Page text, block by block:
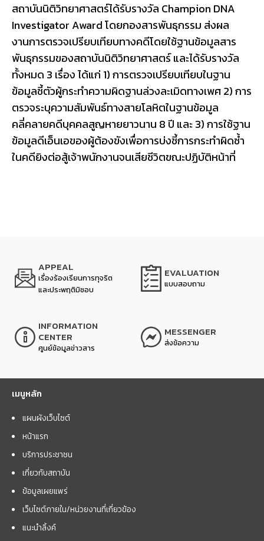
สถาบันนิติวิทยาศาสตร์ได้รับรางวัล Champion DNA
Investigator Award โดยกองสารพันธุกรรม ส่งผล
งานการตรวจเปรียบเทียบทางคดีโดยใช้ฐานข้อมูลสาร
พันธุกรรมของสถาบันนิติวิทยาศาสตร์ และได้รับรางวัล
ทั้งหมด 3 เรื่อง ได้แก่ 1) การตรวจเปรียบเทียบในฐาน
ข้อมูลชี้ตัวผู้กระทําความผิดฐานล่วงละเมิดทางเพศ 2) การ
ตรวจระบุความสัมพันธ์ทางสายโลหิตในฐานข้อมูล
คลี่คลายคดีบุคคลสูญหายยาวนาน 8 ปี และ 3) การใช้ฐาน
ข้อมูลดีเอ็นเอของผู้ต้องขังเพื่อการบ่งชี้การกระทําผิดซ้ำ
ในคดียิงต่อสู้เจ้าพนักงานจนเสียชีวิตขณะปฏิบัติหน้าที่
APPEAL
เรื่องร้องเรียนการทุจริต
และประพฤติมิชอบ
EVALUATION
แบบสอบถาม
INFORMATION
CENTER
ศูนย์ข้อมูลข่าวสาร
MESSENGER
ส่งข้อความ
เมนูหลัก
แผนผังเว็บไซต์
หน้าแรก
บริการประชาชน
เกี่ยวกับสถาบัน
ข้อมูลเผยแพร่
เว็บไซต์ภายใน/หน่วยงานที่เกี่ยวข้อง
แนะนำลิ้งค์